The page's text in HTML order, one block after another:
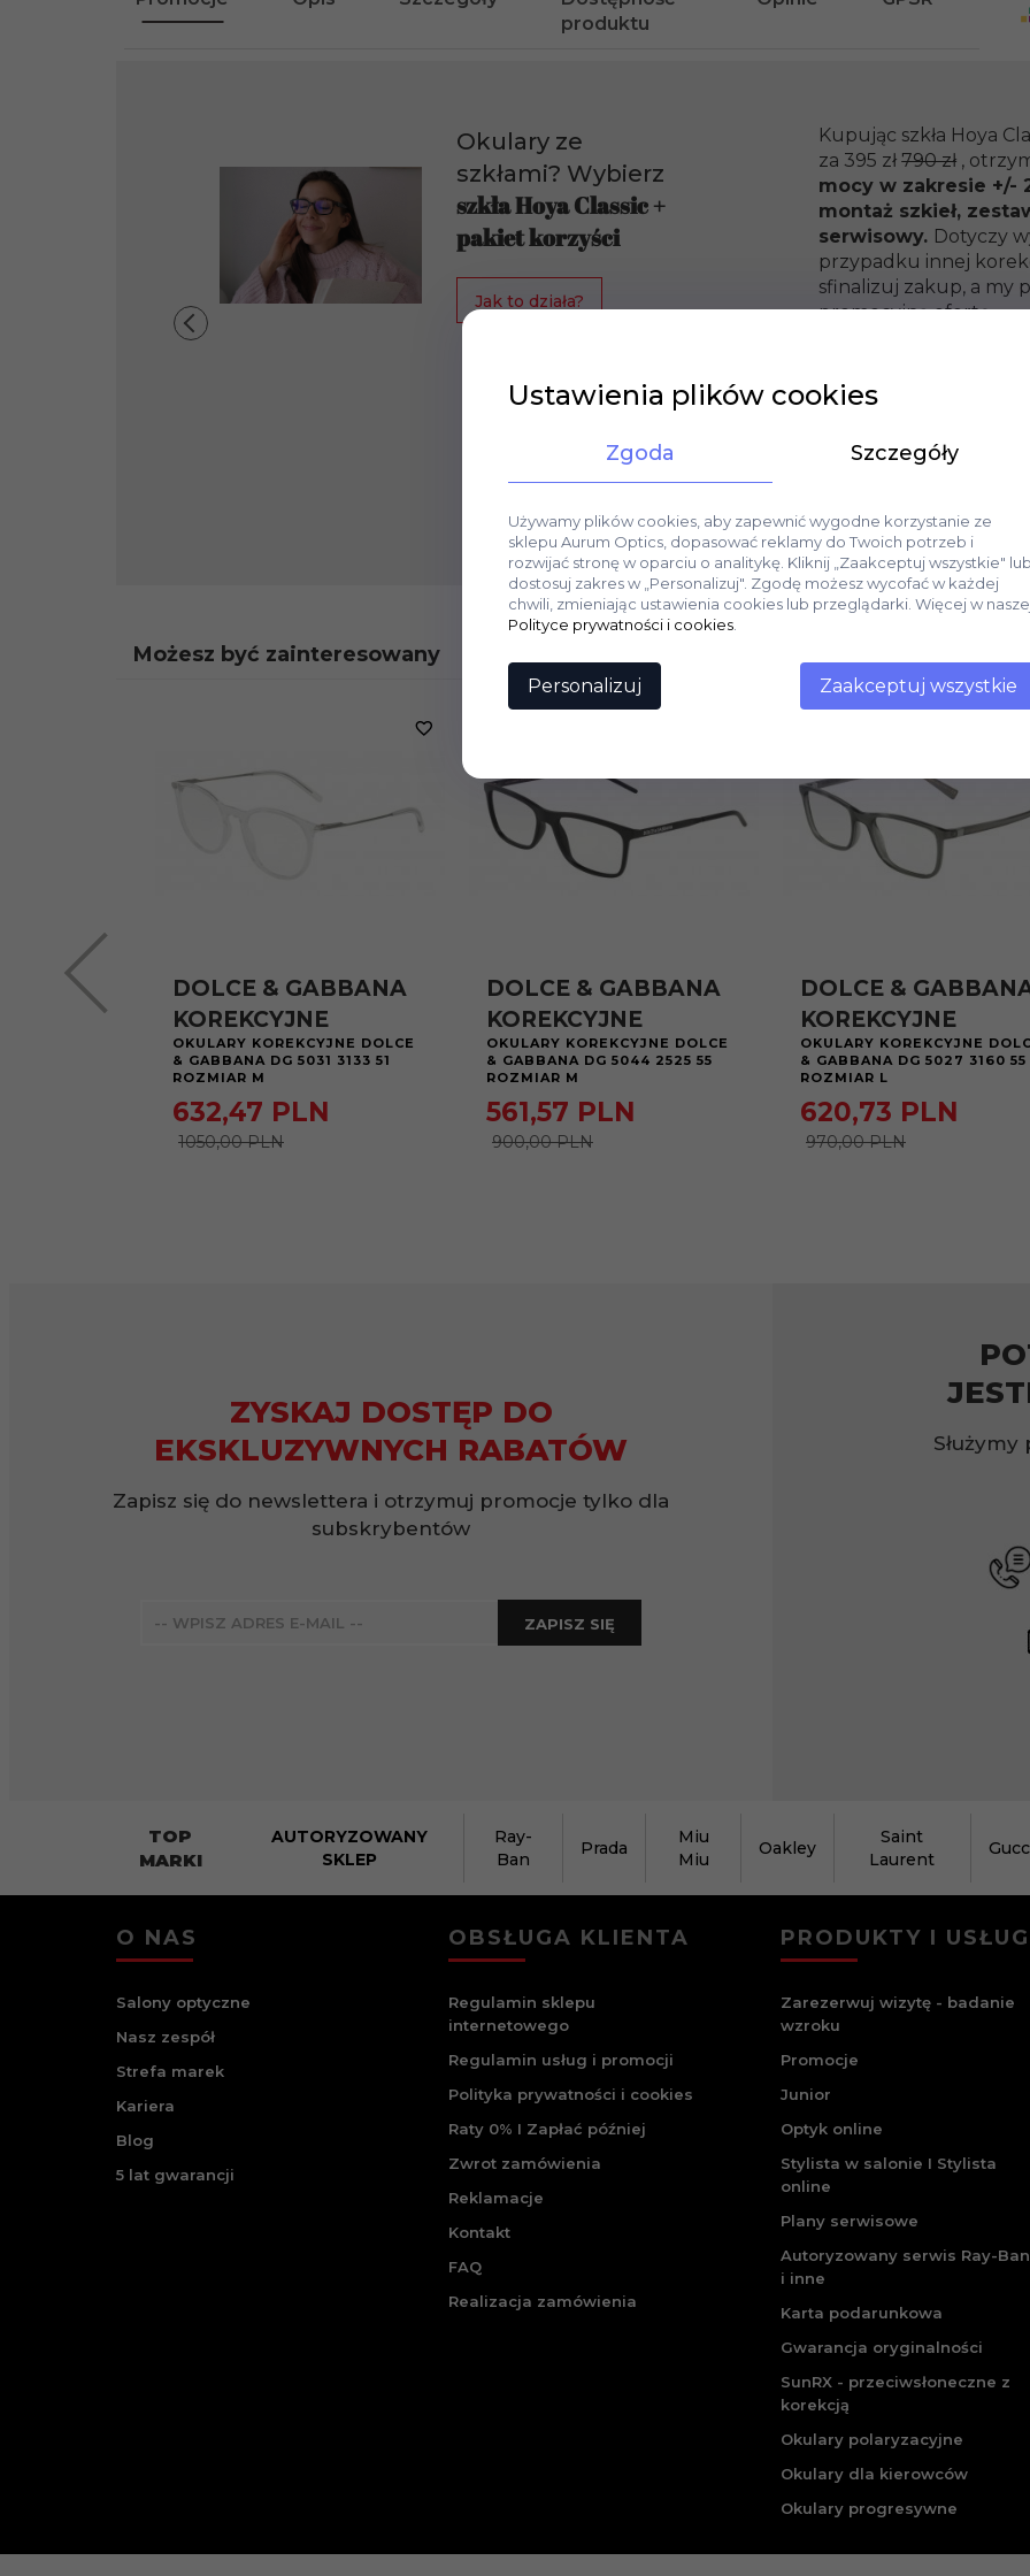
produktu
Okulary ze
szkłami? Wybierz
szkła Hoya Classic +
pakiet korzyści
Jak to działa?
Kupując szkła Hoya
za 395 zł790 zł ,
mocy w zakresie +/-
montaż szkieł,
serwisowy. Dotyczy
przypadku innej
sfinalizuj zakup, a my
promocyjną ofertę.
Możesz być zainteresowany
DOLCE & GABBANA
KOREKCYJNE
OKULARY KOREKCYJNE DOLCE
& GABBANA DG 5031 3133 51
ROZMIAR M
632,47 PLN
1050,00 PLN
DOLCE & GABBANA
KOREKCYJNE
OKULARY KOREKCYJNE DOLCE
& GABBANA DG 5044 2525 55
ROZMIAR M
561,57 PLN
900,00 PLN
DOLCE &
KOREKCYJNE
OKULARY KOREKCYJNE
& GABBANA DG 5027 3160 55
ROZMIAR L
620,73 PLN
970,00 PLN
ZYSKAJ DOSTĘP DO
EKSKLUZYWNYCH RABATÓW
Zapisz się do newslettera i otrzymuj promocje tylko dla
subskrybentów
ZAPISZ SIĘ
TOP
MARKI
AUTORYZOWANY
SKLEP
Ray-
Ban
Prada
Miu
Miu
Oakley
Saint
Laurent
O NAS
Salony optyczne
Nasz zespół
Strefa marek
Kariera
Blog
5 lat gwarancji
OBSŁUGA KLIENTA
Regulamin sklepu
internetowego
Regulamin usług i promocji
Polityka prywatności i cookies
Raty 0% I Zapłać później
Zwrot zamówienia
Reklamacje
Kontakt
FAQ
Realizacja zamówienia
PRODUKTY I
Zarezerwuj wizytę - badanie
wzroku
Promocje
Junior
Optyk online
Stylista w salonie I Stylista
online
Plany serwisowe
Autoryzowany serwis Ray-Ban
i inne
Karta podarunkowa
Gwarancja oryginalności
SunRX - przeciwsłoneczne z
korekcją
Okulary polaryzacyjne
Okulary dla kierowców
Okulary progresywne
Ustawienia plików cookies
Zgoda Szczegóły
Używamy plików cookies, aby zapewnić wygodne korzystanie ze
sklepu Aurum Optics, dopasować reklamy do Twoich potrzeb i
rozwijać stronę w oparciu o analitykę. Kliknij „Zaakceptuj wszystkie" lub
dostosuj zakres w „Personalizuj". Zgodę możesz wycofać w każdej
chwili, zmieniając ustawienia cookies lub przeglądarki. Więcej w
Polityce prywatności i cookies
Personalizuj Zaakceptuj wszystkie